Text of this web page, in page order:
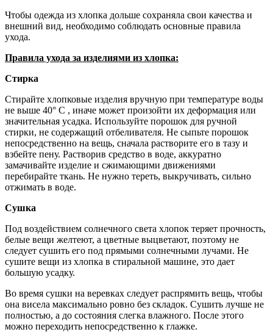
Чтобы одежда из хлопка дольше сохраняла свои качества и
внешний вид, необходимо соблюдать основные правила
ухода.
Правила ухода за изделиями из хлопка:
Стирка
Стирайте хлопковые изделия вручную при температуре воды
не выше 40° С , иначе может произойти их деформация или
значительная усадка. Используйте порошок для ручной
стирки, не содержащий отбеливателя. Не сыпьте порошок
непосредственно на вещь, сначала растворите его в тазу и
взбейте пену. Растворив средство в воде, аккуратно
замачивайте изделие и сжимающими движениями
перебирайте ткань. Не нужно тереть, выкручивать, сильно
отжимать в воде.
Сушка
Под воздействием солнечного света хлопок теряет прочность,
белые вещи желтеют, а цветные выцветают, поэтому не
следует сушить его под прямыми солнечными лучами. Не
сушите вещи из хлопка в стиральной машине, это дает
большую усадку.
Во время сушки на веревках следует распрямить вещь, чтобы
она висела максимально ровно без складок. Сушить лучше не
полностью, а до состояния слегка влажного. После этого
можно переходить непосредственно к глажке.